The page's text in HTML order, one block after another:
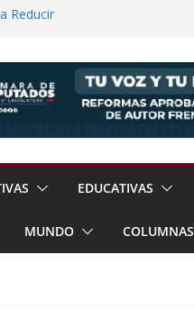
Reducir
Estratégicas de
Soberanía
EDUCATIVAS
MUNDO COLUMNAS